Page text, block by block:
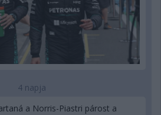
4 napja
a Norris-Piastri párost a